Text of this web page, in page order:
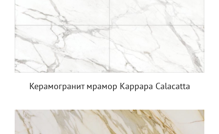
Керамогранит мрамор Каррара Calacatta